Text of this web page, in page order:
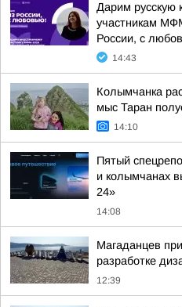
Дарим русскую
участникам
России, с
14:43
Колымчанка
мыс Таран
14:10
Пятый
и колымчанах
24»
14:08
Магаданцев
разработке
12:39